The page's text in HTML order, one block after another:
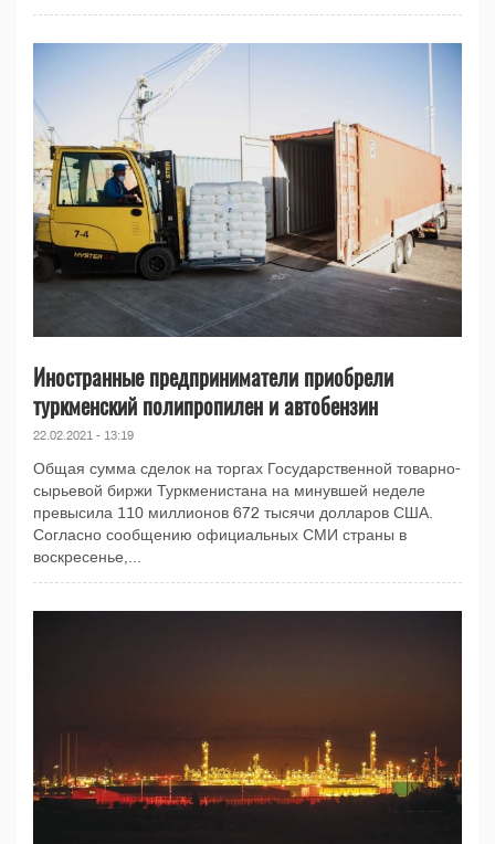
Иностранные предприниматели приобрели
туркменский полипропилен и автобензин
22.02.2021 - 13:19
Общая сумма сделок на торгах Государственной товарно-
сырьевой биржи Туркменистана на минувшей неделе
превысила 110 миллионов 672 тысячи долларов США.
Согласно сообщению официальных СМИ страны в
воскресенье,...